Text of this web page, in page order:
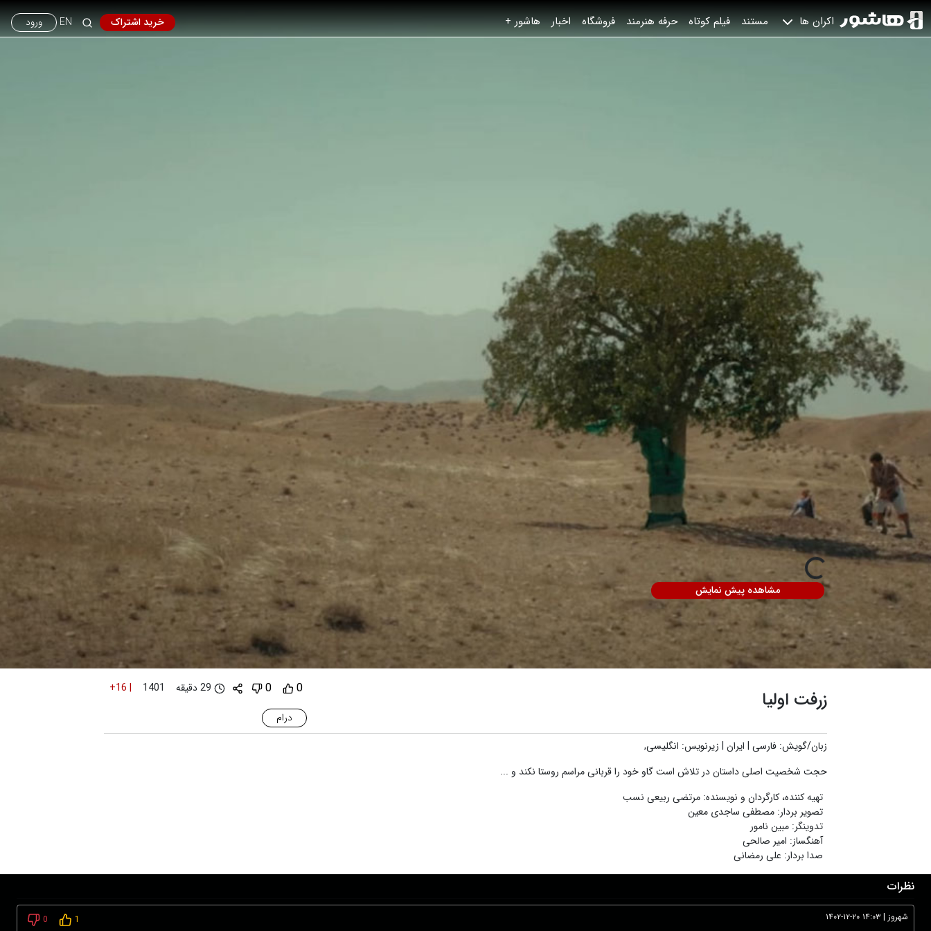
اکران ها مستند فیلم کوتاه حرفه هنرمند فروشگاه اخبار هاشور + خرید اشتراک EN ورود
مشاهده پیش نمایش
زرفت اولیا 0
0 29 دقیقه 1401
+16 |
درام
زبان/گویش: فارسی | ایران | زیرنویس: انگلیسی,
حجت شخصیت اصلی داستان در تلاش است گاو خود را قربانی مراسم روستا نکند و ...
تهیه کننده، کارگردان و نویسنده: مرتضی ربیعی نسب
تصویر بردار: مصطفی ساجدی معین
تدوینگر: مبین نامور
آهنگساز: امیر صالحی
صدا بردار: علی رمضانی
نظرات
شهروز | ۱۴۰۲-۱۲-۲۰ ۱۴:۰۳ 1
0